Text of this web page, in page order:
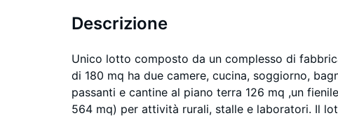
Descrizione
Unico lotto composto da un complesso di
di 180 mq ha due camere, cucina, soggiorno,
passanti e cantine al piano terra 126 mq ,un
564 mq) per attività rurali, stalle e laboratori. Il